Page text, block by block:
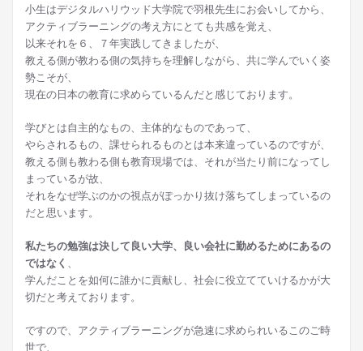
小生はデジタルハリウッド大学院で羽根先生にお会いしてから、
アクティブラーニングの考え方にとても共感を覚え、
以来それを６、７年実践してきましたが、
教える側が教わる側の気持ちを理解しながら、共に学んでいく姿
勢こそが、
現在の日本の教育に求めらているんだと感じております。
学びとは自主的なもの、主体的なものであって、
やらされるもの、課せられるものとは本来違っているのですが、
教える側も教わる側も教育現場では、それが当たり前になってし
まっているが故、
それをなぜ学ぶのかの視点がぽっかり抜け落ちてしまっているの
だと思います。
私たちの勉強は決して良い大学、良い会社に勤めるためにあるの
ではなく 、
学んだことを如何に誰かに貢献し、社会に役立てていけるかが大
切だと考えております。
ですので、アクティブラーニングが急速に求められいるこのご時
世で、